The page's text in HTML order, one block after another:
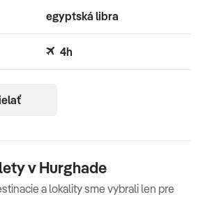
egyptská libra
4h
v Hurghade
a lokality sme vybrali len pre